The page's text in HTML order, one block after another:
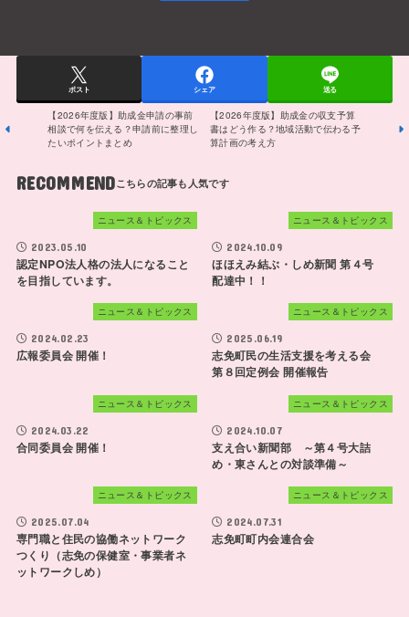
ポスト シェア 送る
【2026年度版】助成金申請の事前
相談で何を伝える？申請前に整理し
たいポイントまとめ
【2026年度版】助成金の収支予算
書はどう作る？地域活動で伝わる予
算計画の考え方
RECOMMEND
ニュース＆トピックス
2023.05.10
認定NPO法人格の法人になること
を目指しています。
ニュース＆トピックス
2024.10.09
ほほえみ結ぶ・しめ新聞 第４号
配達中！！
ニュース＆トピックス
2024.02.23
広報委員会 開催！
ニュース＆トピックス
2025.06.19
志免町民の生活支援を考える会
第８回定例会 開催報告
ニュース＆トピックス
2024.03.22
合同委員会 開催！
ニュース＆トピックス
2024.10.07
支え合い新聞部 ～第４号大詰
め・東さんとの対談準備～
ニュース＆トピックス
2025.07.04
専門職と住民の協働ネットワーク
つくり（志免の保健室・事業者ネ
ットワークしめ）
ニュース＆トピックス
2024.07.31
志免町町内会連合会